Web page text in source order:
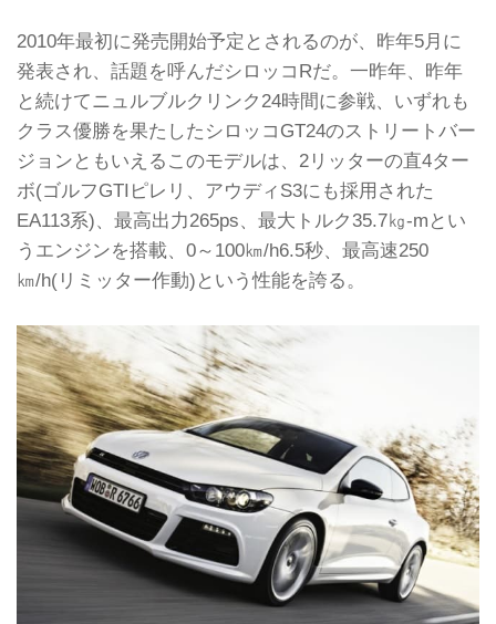
2010年最初に発売開始予定とされるのが、昨年5月に
発表され、話題を呼んだシロッコRだ。一昨年、昨年
と続けてニュルブルクリンク24時間に参戦、いずれも
クラス優勝を果たしたシロッコGT24のストリートバー
ジョンともいえるこのモデルは、2リッターの直4ター
ボ(ゴルフGTIピレリ、アウディS3にも採用された
EA113系)、最高出力265ps、最大トルク35.7㎏-mとい
うエンジンを搭載、0～100㎞/h6.5秒、最高速250
㎞/h(リミッター作動)という性能を誇る。